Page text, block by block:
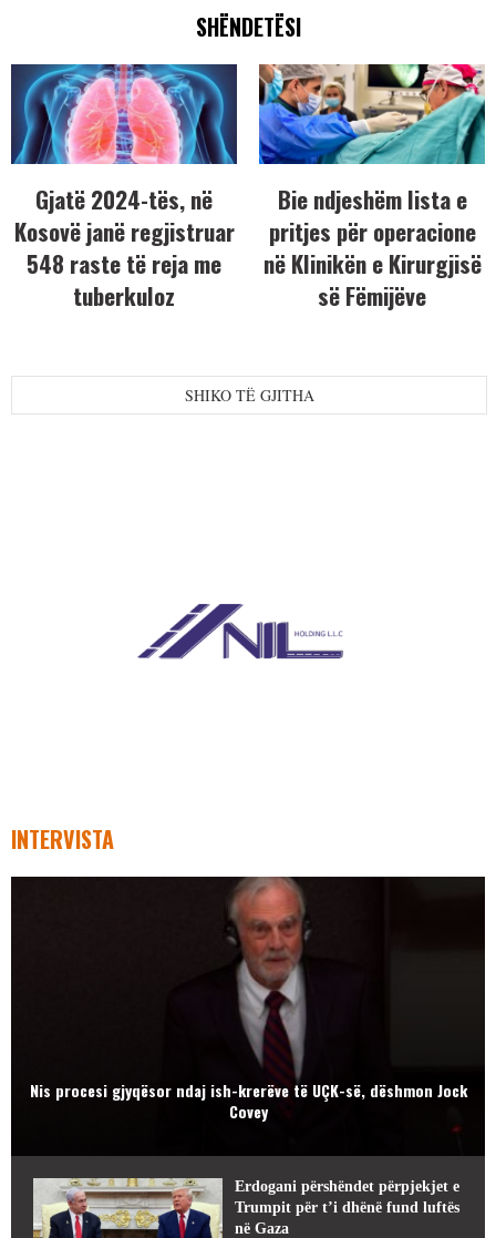
SHËNDETËSI
Gjatë 2024-tës, në
Kosovë janë regjistruar
548 raste të reja me
tuberkuloz
Bie ndjeshëm lista e
pritjes për operacione
në Klinikën e Kirurgjisë
së Fëmijëve
SHIKO TË GJITHA
INTERVISTA
Nis procesi gjyqësor ndaj ish-krerëve të UÇK-së, dëshmon Jock
Covey
Erdogani përshëndet përpjekjet e
Trumpit për t’i dhënë fund luftës
në Gaza